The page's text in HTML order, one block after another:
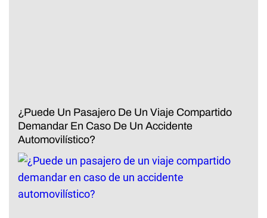
¿Puede Un Pasajero De Un Viaje Compartido
Demandar En Caso De Un Accidente
Automovilístico?